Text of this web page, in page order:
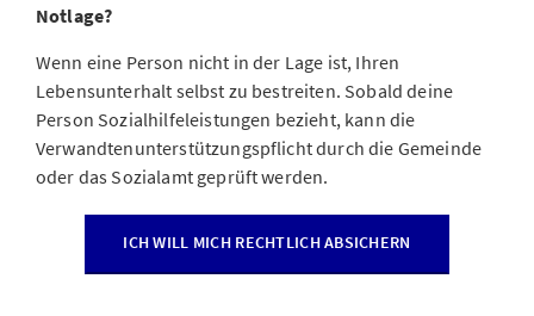
Notlage?
Wenn eine Person nicht in der Lage ist, Ihren
Lebensunterhalt selbst zu bestreiten. Sobald deine
Person Sozialhilfeleistungen bezieht, kann die
Verwandtenunterstützungspflicht durch die Gemeinde
oder das Sozialamt geprüft werden.
ICH WILL MICH RECHTLICH ABSICHERN